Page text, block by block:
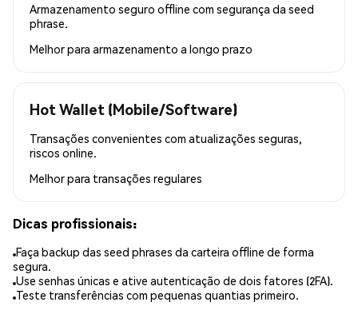
Armazenamento seguro offline com segurança da seed
phrase.
Melhor para armazenamento a longo prazo
Hot Wallet (Mobile/Software)
Transações convenientes com atualizações seguras,
riscos online.
Melhor para transações regulares
Dicas profissionais:
Faça backup das seed phrases da carteira offline de forma
segura.
Use senhas únicas e ative autenticação de dois fatores (2FA).
Teste transferências com pequenas quantias primeiro.